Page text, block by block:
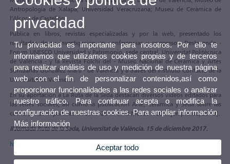
Antropología de Xalapa; Universidad Veracruzana; Museu de Ceràmica de
l’Alcora de Castellón.
Publica en libros, revistas especializadas y por la web, presentado los
resultados de su investigación en conferencias y congresos. Destacando -
Forum UNESCO Universidad y Patrimonio, sede central, Universitat Politècnica
de València - y la Revista Folchi del - Museo Nacional de Cerámica y Artes
Suntuarias González Martí - de Valencia y a través del Instituto Confucio de la
Universitat de València-.
En su aportación a La Ruta de la Seda destacan diversos videos editados para
las redes sociales, así como la publicación Arte, Cerámica y Seda sobre las
conferencias impartidas en 2017-2018 en el Museo NCGM [en prensa, 2019].
II Jornada Ruta de la Seda, Universitat de València. 15 de diciembre 2017.
https://www.youtube.com/watch?v=dJ-TCJ1qnno
privacidad
Tu privacidad es importante para nosotros. Por ello te
informamos que utilizamos cookies propias y de terceros
para realizar análisis de uso y medición de nuestra página
web con el fin de personalizar contenidos,así como
proporcionar funcionalidades a las redes sociales o analizar
nuestro tráfico. Para continuar acepta o modifica la
configuración de nuestras cookies. Para ampliar información
Más información
Aceptar todo